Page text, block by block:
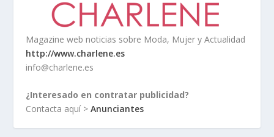
Magazine web noticias sobre Moda, Mujer y Actualidad
http://www.charlene.es
info@charlene.es
¿Interesado en contratar publicidad?
Contacta aquí >Anunciantes